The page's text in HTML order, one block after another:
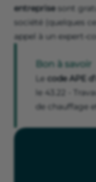
entreprisesont
société (quelques
appel à un expert-
Bon à savoir
Le code APE
le 43.22 -
de chauffage